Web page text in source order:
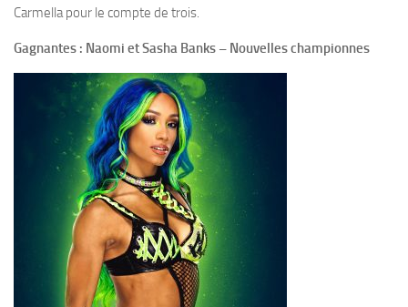
Carmella pour le compte de trois.
Gagnantes : Naomi et Sasha Banks – Nouvelles championnes